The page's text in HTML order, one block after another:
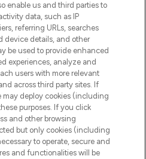
mit kostenloser
Einkaufswert von 30€.
Einwilligung
Share My Personal
enable us and third parties to
data, such as IP
referring URLs, searches
device details, and other
be used to provide enhanced
experiences, analyze and
users with more relevant
across third party sites. If
may deploy cookies (including
purposes. If you click
and other browsing
but only cookies (including
to operate, secure and
and functionalities will be